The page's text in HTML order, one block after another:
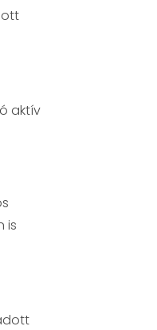
aktív
is